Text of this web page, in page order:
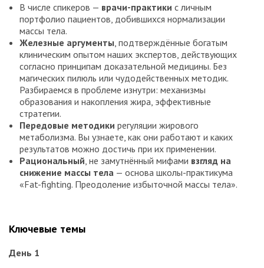
В числе спикеров — врачи-практики с личным
портфолио пациентов, добившихся нормализации
массы тела.
Железные аргументы , подтверждённые богатым
клиническим опытом наших экспертов, действующих
согласно принципам доказательной медицины. Без
магических пилюль или чудодейственных методик.
Разбираемся в проблеме изнутри: механизмы
образования и накопления жира, эффективные
стратегии.
Передовые методики регуляции жирового
метаболизма. Вы узнаете, как они работают и каких
результатов можно достичь при их применении.
Рациональный , не замутнённый мифами взгляд на
снижение массы тела — основа школы-практикума
«Fat-fighting. Преодоление избыточной массы тела».
Ключевые темы
День 1